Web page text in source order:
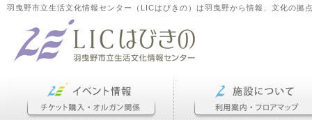
羽曳野市立生活文化情報センター（LICはびきの）は羽曳野から情報、文化の拠